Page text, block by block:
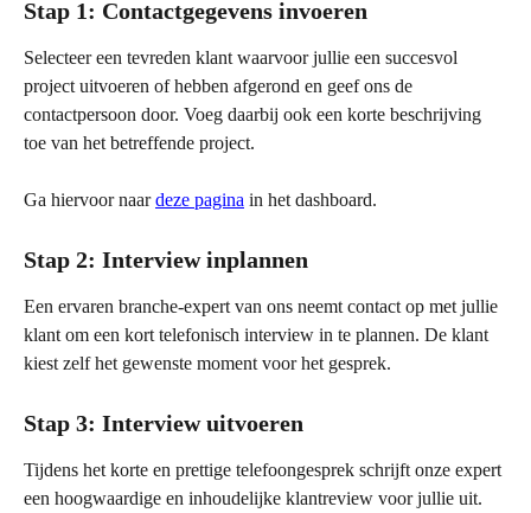
Stap 1: Contactgegevens invoeren
Selecteer een tevreden klant waarvoor jullie een succesvol
project uitvoeren of hebben afgerond en geef ons de
contactpersoon door. Voeg daarbij ook een korte beschrijving
toe van het betreffende project.
Ga hiervoor naar deze pagina in het dashboard.
Stap 2: Interview inplannen
Een ervaren branche-expert van ons neemt contact op met jullie
klant om een kort telefonisch interview in te plannen. De klant
kiest zelf het gewenste moment voor het gesprek.
Stap 3: Interview uitvoeren
Tijdens het korte en prettige telefoongesprek schrijft onze expert
een hoogwaardige en inhoudelijke klantreview voor jullie uit.